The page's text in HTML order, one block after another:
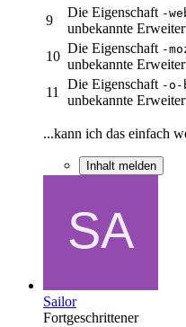
9
Die Eigenschaft -
unbekannte
10
Die Eigenschaft -
unbekannte
11
Die Eigenschaft -o-
unbekannte
...kann ich das einfach
Inhalt melden
Sailor
Fortgeschrittener